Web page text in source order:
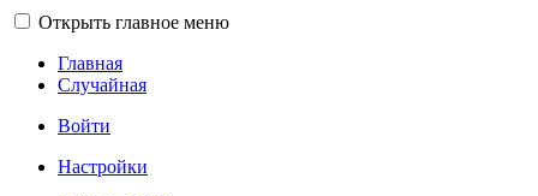
Открыть главное меню
Главная
Случайная
Войти
Настройки